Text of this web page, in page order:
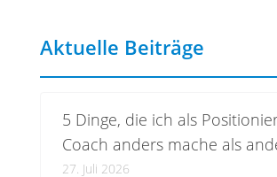
Aktuelle Beiträge
5 Dinge, die ich als
Coach anders mache als
27. Juli 2026